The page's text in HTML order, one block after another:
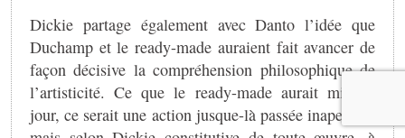
Dickie partage également avec Danto l’idée que
Duchamp et le ready-made auraient fait avancer de
façon décisive la compréhension philosophique de
l’artisticité. Ce que le ready-made aurait mis au
jour, ce serait une action jusque-là passée inaperçue,